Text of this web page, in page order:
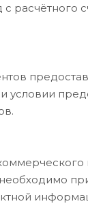
расчётного
условии